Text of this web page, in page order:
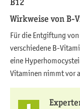
Wirkweise von B-
Für die Entgiftung
verschiedene B-
eine
Vitaminen nimmt vor